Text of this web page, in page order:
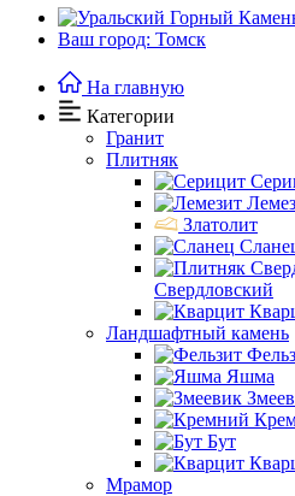
Ваш город: Томск
На главную
Категории
Гранит
Плитняк
Златолит
Свердловский
Ландшафтный камень
Яшма
Бут
Мрамор